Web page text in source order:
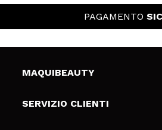
PAGAMENTO
MAQUIBEAUTY
Chi siamo
SERVIZIO CLIENTI